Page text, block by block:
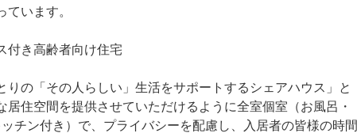
ています。
付き高齢者向け住宅
りの「その人らしい」生活をサポートするシェアハウス」と
居住空間を提供させていただけるように全室個室（お風呂・
ッチン付き）で、プライバシーを配慮し、入居者の皆様の時間